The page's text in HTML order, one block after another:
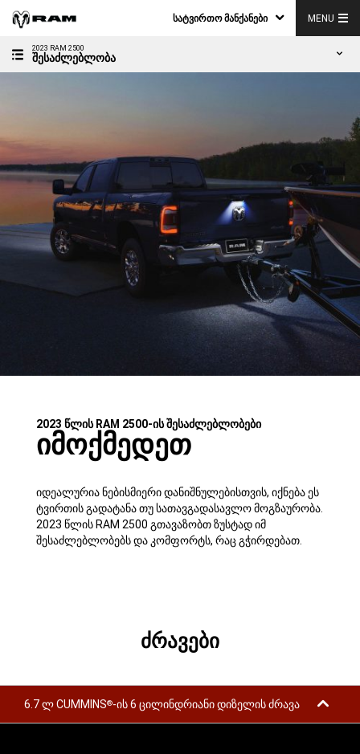
ᲡᲐᲢᲕᲘᲠᲗᲝ ᲛᲐᲜᲥᲐᲜᲔᲑᲘ MENU
2023 RAM 2500
ᲨᲔᲡᲐᲫᲚᲔᲑᲚᲝᲑᲐ
2023 წლის RAM 2500-ის შესაძლებლობები
იმოქმედეთ
იდეალურია ნებისმიერი დანიშნულებისთვის, იქნება ეს
ტვირთის გადატანა თუ სათავგადასავლო მოგზაურობა.
2023 წლის RAM 2500 გთავაზობთ ზუსტად იმ
შესაძლებლობებს და კომფორტს, რაც გჭირდებათ.
ძრავები
6.7 ლ CUMMINS®-ის 6 ცილინდრიანი დიზელის ძრავა